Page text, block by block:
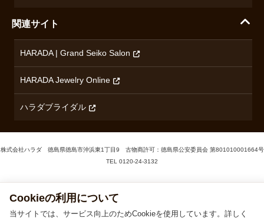
ブランド一覧を見る
関連サイト
HARADA | Grand Seiko Salon
HARADA Jewelry Online
ハラダブライダル
株式会社ハラダ 徳島県徳島市沖浜東1丁目9 古物商許可：徳島県公安委員会 第801010001664号
TEL 0120-24-3132
© 1929‐2026 Harada
Cookieの利用について
は、プライバシーポリシーをご確認ください。
同意する 同意しない